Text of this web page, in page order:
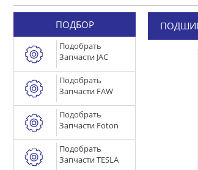
ПОДБОР
Подобрать
Запчасти JAC
Подобрать
Запчасти FAW
Подобрать
Запчасти Foton
Подобрать
Запчасти TESLA